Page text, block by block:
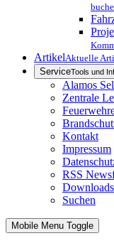
ArtikelAktuelle
ServiceTools und
Alamos
Zentrale
Kontakt
Impressum
RSS
Downloads
Suchen
Mobile Menu Toggle